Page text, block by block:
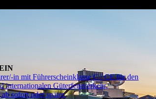
in mit Führerscheinklasse C / CE für den
internationalen Güterfernverkehr,
sofort oder später.